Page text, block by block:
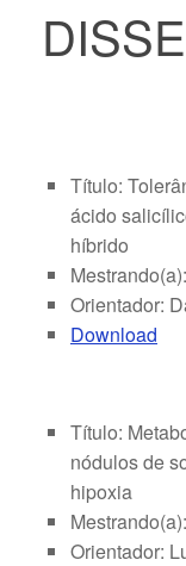
Título:
ácido
híbrido
Orientador:
Download
Título:
nódulos de
hipoxia
Orientador: